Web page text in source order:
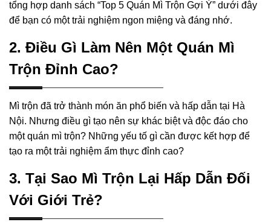
tổng hợp danh sách “Top 5 Quán Mì Trộn Gợi Ý” dưới đây
để bạn có một trải nghiệm ngon miệng và đáng nhớ.
2. Điều Gì Làm Nên Một Quán Mì
Trộn Đỉnh Cao?
Mì trộn đã trở thành món ăn phổ biến và hấp dẫn tại Hà
Nội. Nhưng điều gì tạo nên sự khác biệt và độc đáo cho
một quán mì trộn? Những yếu tố gì cần được kết hợp để
tạo ra một trải nghiệm ẩm thực đỉnh cao?
3. Tại Sao Mì Trộn Lại Hấp Dẫn Đối
Với Giới Trẻ?